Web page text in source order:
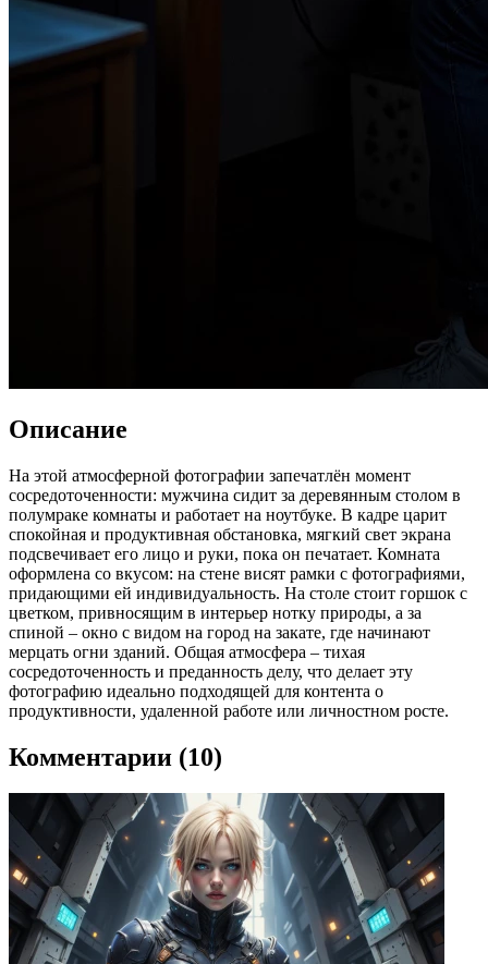
Описание
На этой атмосферной фотографии запечатлён момент
сосредоточенности: мужчина сидит за деревянным столом в
полумраке комнаты и работает на ноутбуке. В кадре царит
спокойная и продуктивная обстановка, мягкий свет экрана
подсвечивает его лицо и руки, пока он печатает. Комната
оформлена со вкусом: на стене висят рамки с фотографиями,
придающими ей индивидуальность. На столе стоит горшок с
цветком, привносящим в интерьер нотку природы, а за
спиной – окно с видом на город на закате, где начинают
мерцать огни зданий. Общая атмосфера – тихая
сосредоточенность и преданность делу, что делает эту
фотографию идеально подходящей для контента о
продуктивности, удаленной работе или личностном росте.
Комментарии (10)